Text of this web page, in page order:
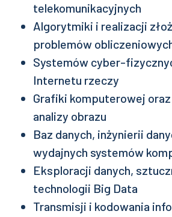
telekomunikacyjnych
Algorytmiki i realizacji
problemów
Systemów cyber-
Internetu rzeczy
Grafiki komputerowej
analizy obrazu
Baz danych, inżynierii
wydajnych systemów
Eksploracji danych,
technologii Big Data
Transmisji i kodowania